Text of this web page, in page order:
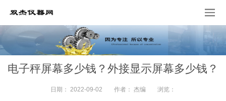
电子秤屏幕多少钱？外接显示屏幕多少钱？
日期： 2022-09-02 作者： 杰编 浏览：